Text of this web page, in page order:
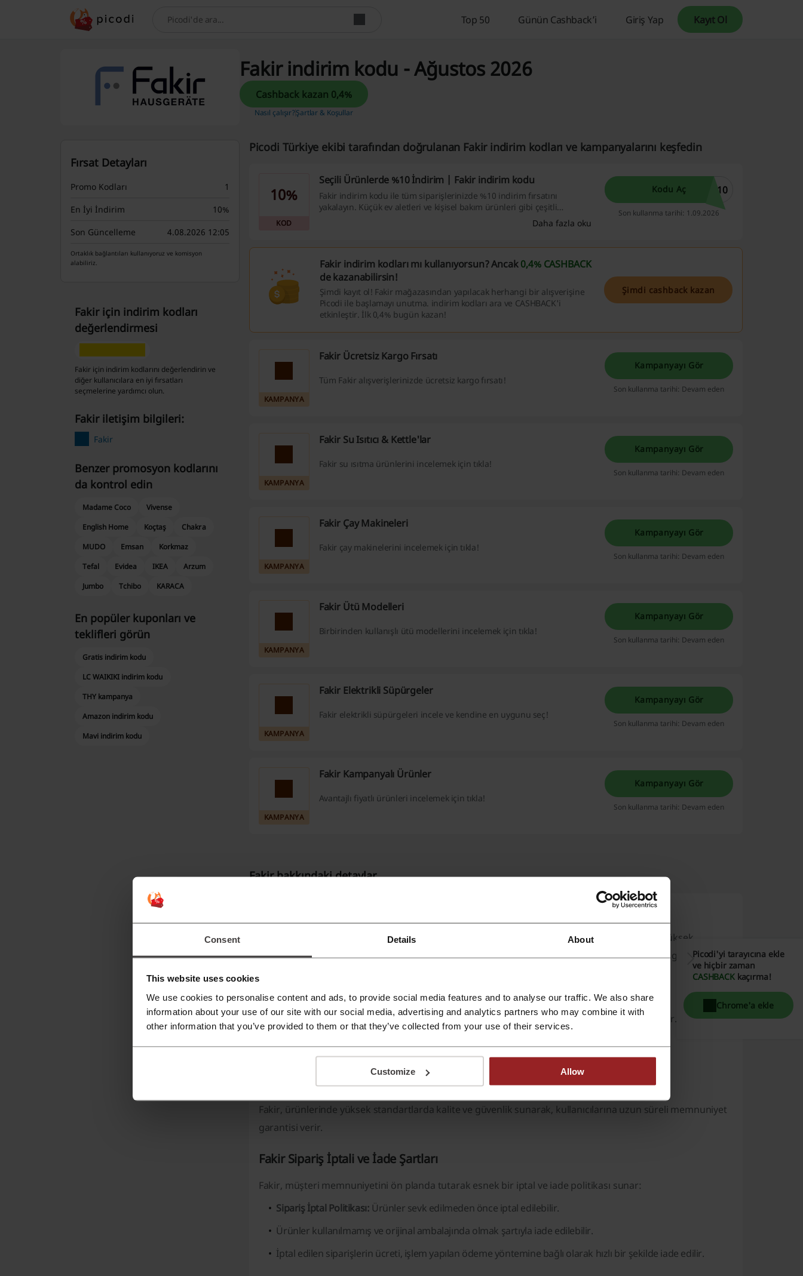
Consent Details About
This website uses cookies
We use cookies to personalise content and ads, to provide social media features and to analyse our traffic. We also share
information about your use of our site with our social media, advertising and analytics partners who may combine it with
other information that you’ve provided to them or that they’ve collected from your use of their services.
Customize Allow
Top 50 Günün Cashback’i Giriş Yap Kayıt Ol
Fakir indirim kodu - Ağustos 2026
Cashback kazan 0,4%
Nasıl çalışır?Şartlar & Koşullar
Picodi Türkiye ekibi tarafından doğrulanan Fakir indirim kodları ve kampanyalarını keşfedin
10%
KOD
Seçili Ürünlerde %10 İndirim | Fakir indirim kodu
Fakir indirim kodu ile tüm siparişlerinizde %10 indirim fırsatını
yakalayın. Küçük ev aletleri ve kişisel bakım ürünleri gibi çeşitli
Daha fazla oku
Kodu Aç U10
Son kullanma tarihi: 1.09.2026
Fakir indirim kodları mı kullanıyorsun? Ancak0,4% CASHBACK
de kazanabilirsin!
Şimdi kayıt ol! Fakir mağazasından yapılacak herhangi bir alışverişine
Picodi ile başlamayı unutma. indirim kodları ara ve CASHBACK'i
etkinleştir. İlk 0,4% bugün kazan!
Şimdi cashback kazan
KAMPANYA
Fakir Ücretsiz Kargo Fırsatı
Tüm Fakir alışverişlerinizde ücretsiz kargo fırsatı!
Kampanyayı Gör
Son kullanma tarihi: Devam eden
KAMPANYA
Fakir Su Isıtıcı & Kettle'lar
Fakir su ısıtma ürünlerini incelemek için tıkla!
Kampanyayı Gör
Son kullanma tarihi: Devam eden
KAMPANYA
Fakir Çay Makineleri
Fakir çay makinelerini incelemek için tıkla!
Kampanyayı Gör
Son kullanma tarihi: Devam eden
KAMPANYA
Fakir Ütü Modelleri
Birbirinden kullanışlı ütü modellerini incelemek için tıkla!
Kampanyayı Gör
Son kullanma tarihi: Devam eden
KAMPANYA
Fakir Elektrikli Süpürgeler
Fakir elektrikli süpürgeleri incele ve kendine en uygunu seç!
Kampanyayı Gör
Son kullanma tarihi: Devam eden
KAMPANYA
Fakir Kampanyalı Ürünler
Avantajlı fiyatlı ürünleri incelemek için tıkla!
Kampanyayı Gör
Son kullanma tarihi: Devam eden
Fırsat Detayları
Promo Kodları
1
En İyi İndirim
10%
Son Güncelleme
4.08.2026 12:05
Ortaklık bağlantıları kullanıyoruz ve komisyon
alabiliriz.
Fakir için indirim kodları
değerlendirmesi
Fakir için indirim kodlarını değerlendirin ve
diğer kullanıcılara en iyi fırsatları
seçmelerine yardımcı olun.
Fakir iletişim bilgileri:
Fakir
Benzer promosyon kodlarını
da kontrol edin
Madame Coco
Vivense
English Home
Koçtaş
Chakra
MUDO
Emsan
Korkmaz
Tefal
Evidea IKEA
Arzum
Jumbo
Tchibo KARACA
En popüler kuponları ve
teklifleri görün
Gratis indirim kodu
LC WAIKIKI indirim kodu
THY kampanya
Amazon indirim kodu
Mavi indirim kodu
Fakir hakkındaki detaylar
Fakir, Türkiye'de ve uluslararası alanda tanınan bir ev aletleri markasıdır, modern tasarımlı, yüksek
teknolojili ürünler sunarak ev işlerini kolaylaştırmayı amaçlar. Kaliteli ve yenilikçi ev aletleriyle, günlük
Fakir'de sunulan başlıca ürün kategorileri şunlardır:
Temizlik Aletleri:Yüksek güçlü elektrikli süpürgeler, buharlı temizleyiciler ve robot süpürgeler.
Isıtma ve Soğutma Sistemleri:Elektrikli ısıtıcılar, vantilatörler ve hava temizleyiciler.
Fakir, ürünlerinde yüksek standartlarda kalite ve güvenlik sunarak, kullanıcılarına uzun süreli memnuniyet
garantisi verir.
Fakir Sipariş İptali ve İade Şartları
Fakir, müşteri memnuniyetini ön planda tutarak esnek bir iptal ve iade politikası sunar:
Sipariş İptal Politikası: Ürünler sevk edilmeden önce iptal edilebilir.
Ürünler kullanılmamış ve orijinal ambalajında olmak şartıyla iade edilebilir.
İptal edilen siparişlerin ücreti, işlem yapılan ödeme yöntemine bağlı olarak hızlı bir şekilde iade edilir.
Picodi'yi tarayıcına ekle
ve hiçbir zaman
CASHBACKkaçırma!
Chrome'a ekle